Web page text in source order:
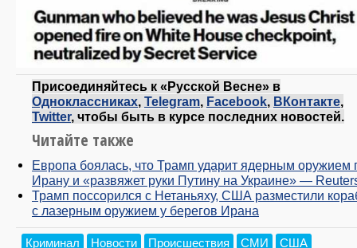
Присоединяйтесь к «Русской Весне» в
Одноклассниках, Telegram, Facebook, ВКонтакте,
Twitter, чтобы быть в курсе последних новостей.
Читайте также
Европа боялась, что Трамп ударит ядерным оружием
Ирану и «развяжет руки Путину на Украине» —
Трамп поссорился с Нетаньяху, США разместили
с лазерным оружием у берегов Ирана
Криминал Новости Происшествия СМИ
США